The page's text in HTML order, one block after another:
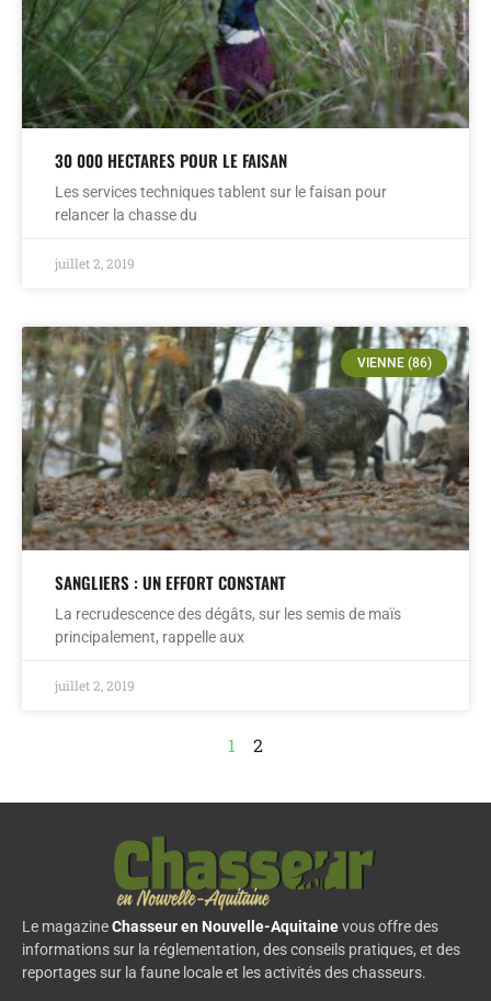
30 000 HECTARES POUR LE FAISAN
Les services techniques tablent sur le faisan pour
relancer la chasse du
juillet 2, 2019
VIENNE (86)
SANGLIERS : UN EFFORT CONSTANT
La recrudescence des dégâts, sur les semis de maïs
principalement, rappelle aux
juillet 2, 2019
1 2
Le magazineChasseur en Nouvelle-Aquitainevous offre des
informations sur la réglementation, des conseils pratiques, et des
reportages sur la faune locale et les activités des chasseurs.